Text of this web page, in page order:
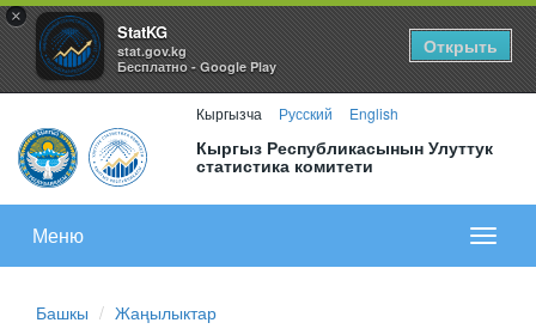
×
StatKG
stat.gov.kg
Бесплатно - Google Play
Открыть
Кыргызча Русский English
Кыргыз Республикасынын Улуттук
статистика комитети
меню
Меню
Башкы Жаңылыктар